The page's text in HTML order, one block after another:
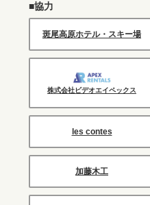
■協力
斑尾高原ホテル・スキー場
株式会社ビデオエイペックス
les contes
加藤木工